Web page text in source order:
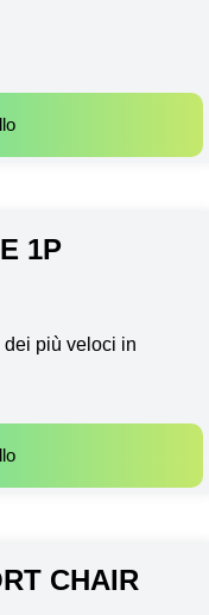
1P
più veloci in
CHAIR